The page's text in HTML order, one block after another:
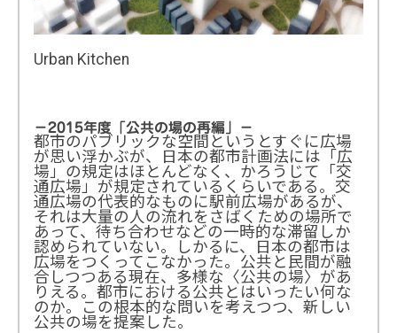
Urban Kitchen
－2015年度「公共の場の再編」－
都市のパブリックな空間というとすぐに広場
が思い浮かぶが、日本の都市計画法には「広
場」の規定はほとんどなく、かろうじて「交
通広場」が規定されているくらいである。交
通広場の代表的なものに駅前広場があるが、
それは大量の人の流れをさばくための場所で
あって、待ち合わせなどの一時的な滞留しか
認められていない。しかるに、日本の都市は
広場をつくってこなかった。公共と民間が融
合しつつある現在、多様な〈公共の場〉があ
りえる。都市における公共とはいったい何な
のか。この根本的な問いを考えつつ、新しい
公共の場を提案した。